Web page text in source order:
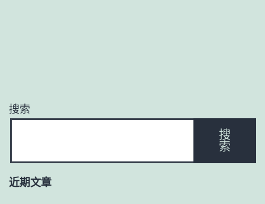
搜索
搜
索
近期文章